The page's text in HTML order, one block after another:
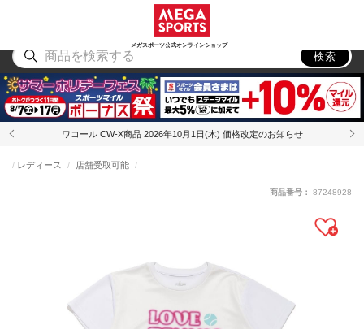
メガスポーツ公式オンラインショップ
アウトドア
検索
ワコール CW-X商品 2026年10月1日(木) 価格改定のお知らせ
レディース 店舗受取可能
商品番号： 87248928